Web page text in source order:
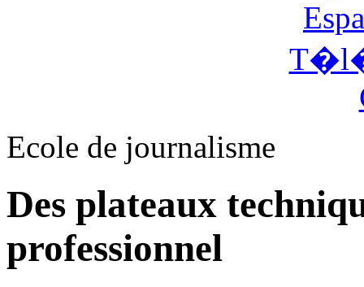
Ecole de journalisme
Des plateaux
professionnel